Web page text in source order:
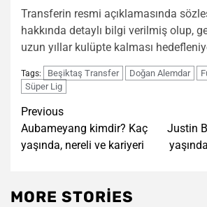
Transferin resmi açıklamasında
hakkında detaylı bilgi verilmiş olup,
uzun yıllar kulüpte kalması
Tags: Beşiktaş Transfer Doğan Alemdar
Süper Lig
Post
navigation
Previous
Aubameyang kimdir? Kaç
yaşında, nereli ve kariyeri
Justin
MORE STORIES